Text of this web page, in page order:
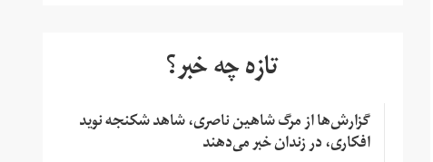
تازه چه خبر؟
گزارش‌ها از مرگ شاهین ناصری، شاهد شکنجه نوید
افکاری، در زندان خبر می‌دهند